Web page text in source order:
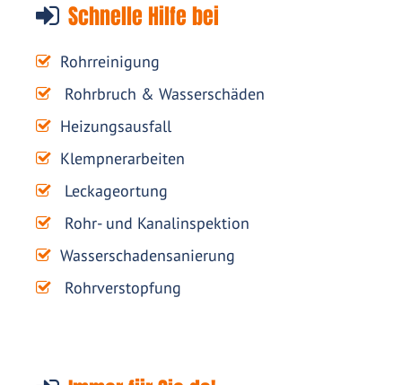
Schnelle Hilfe bei
Rohrreinigung
Rohrbruch & Wasserschäden
Heizungsausfall
Klempnerarbeiten
Leckageortung
Rohr- und Kanalinspektion
Wasserschadensanierung
Rohrverstopfung